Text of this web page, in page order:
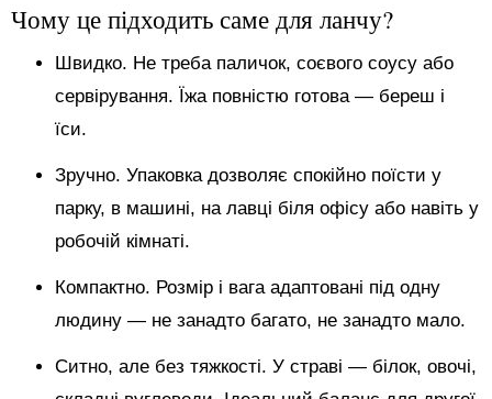
Чому це підходить саме для ланчу?
Швидко. Не треба паличок, соєвого соусу або
сервірування. Їжа повністю готова — береш і
їси.
Зручно. Упаковка дозволяє спокійно поїсти у
парку, в машині, на лавці біля офісу або навіть у
робочій кімнаті.
Компактно. Розмір і вага адаптовані під одну
людину — не занадто багато, не занадто мало.
Ситно, але без тяжкості. У страві — білок, овочі,